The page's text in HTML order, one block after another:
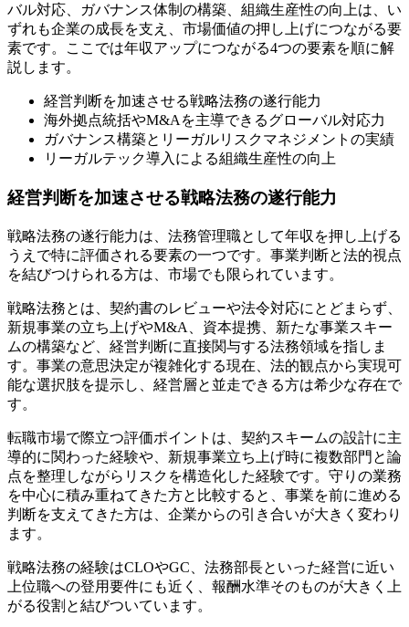
バル対応、ガバナンス体制の構築、組織生産性の向上は、い
ずれも企業の成長を支え、市場価値の押し上げにつながる要
素です。ここでは年収アップにつながる4つの要素を順に解
説します。
経営判断を加速させる戦略法務の遂行能力
海外拠点統括やM&Aを主導できるグローバル対応力
ガバナンス構築とリーガルリスクマネジメントの実績
リーガルテック導入による組織生産性の向上
経営判断を加速させる戦略法務の遂行能力
戦略法務の遂行能力は、法務管理職として年収を押し上げる
うえで特に評価される要素の一つです。事業判断と法的視点
を結びつけられる方は、市場でも限られています。
戦略法務とは、契約書のレビューや法令対応にとどまらず、
新規事業の立ち上げやM&A、資本提携、新たな事業スキー
ムの構築など、経営判断に直接関与する法務領域を指しま
す。事業の意思決定が複雑化する現在、法的観点から実現可
能な選択肢を提示し、経営層と並走できる方は希少な存在で
す。
転職市場で際立つ評価ポイントは、契約スキームの設計に主
導的に関わった経験や、新規事業立ち上げ時に複数部門と論
点を整理しながらリスクを構造化した経験です。守りの業務
を中心に積み重ねてきた方と比較すると、事業を前に進める
判断を支えてきた方は、企業からの引き合いが大きく変わり
ます。
戦略法務の経験はCLOやGC、法務部長といった経営に近い
上位職への登用要件にも近く、報酬水準そのものが大きく上
がる役割と結びついています。